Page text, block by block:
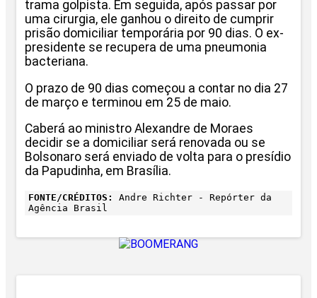
trama golpista. Em seguida, após passar por
uma cirurgia, ele ganhou o direito de cumprir
prisão domiciliar temporária por 90 dias. O ex-
presidente se recupera de uma pneumonia
bacteriana.
O prazo de 90 dias começou a contar no dia 27
de março e terminou em 25 de maio.
Caberá ao ministro Alexandre de Moraes
decidir se a domiciliar será renovada ou se
Bolsonaro será enviado de volta para o presídio
da Papudinha, em Brasília.
FONTE/CRÉDITOS:
Andre Richter - Repórter da
Agência Brasil